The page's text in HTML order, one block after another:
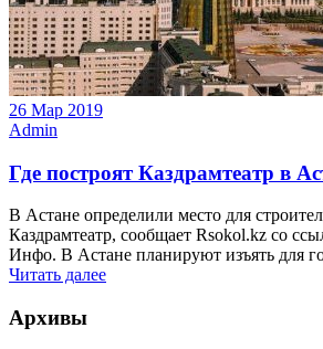
26 Мар 2019
Admin
Где построят Каздрамтеатр в
В Астане определили место для
Каздрамтеатр, сообщает Rsokol.kz со
Инфо. В Астане планируют изъять для
Читать далее
Архивы